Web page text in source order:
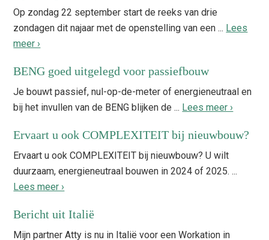
Op zondag 22 september start de reeks van drie
zondagen dit najaar met de openstelling van een ... Lees
meer ›
BENG goed uitgelegd voor passiefbouw
Je bouwt passief, nul-op-de-meter of energieneutraal en
bij het invullen van de BENG blijken de ... Lees meer ›
Ervaart u ook COMPLEXITEIT bij nieuwbouw?
Ervaart u ook COMPLEXITEIT bij nieuwbouw? U wilt
duurzaam, energieneutraal bouwen in 2024 of 2025. ...
Lees meer ›
Bericht uit Italië
Mijn partner Atty is nu in Italië voor een Workation in